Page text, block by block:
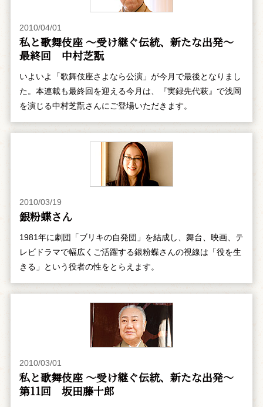
2010/04/01
私と歌舞伎座 ～受け継ぐ伝統、新たな出発～
最終回 中村芝翫
いよいよ「歌舞伎座さよなら公演」が今月で最後となりまし
た。本連載も最終回を迎える今月は、『実録先代萩』で浅岡
を演じる中村芝翫さんにご登場いただきます。
2010/03/19
銀粉蝶さん
1981年に劇団「ブリキの自発団」を結成し、舞台、映画、テ
レビドラマで幅広くご活躍する銀粉蝶さんの視線は「役を生
きる」という役者の性をとらえます。
2010/03/01
私と歌舞伎座 ～受け継ぐ伝統、新たな出発～
第11回 坂田藤十郎